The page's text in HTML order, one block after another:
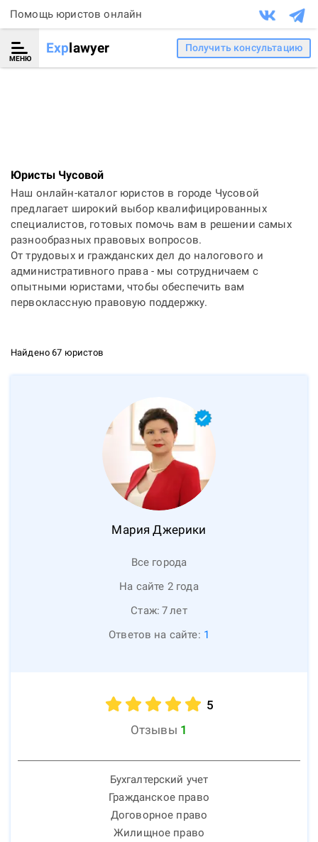
Помощь юристов онлайн
МЕНЮ
Explawyer Получить консультацию
Юристы Чусовой
Наш онлайн-каталог юристов в городе Чусовой
предлагает широкий выбор квалифицированных
специалистов, готовых помочь вам в решении самых
разнообразных правовых вопросов.
От трудовых и гражданских дел до налогового и
административного права - мы сотрудничаем с
опытными юристами, чтобы обеспечить вам
первоклассную правовую поддержку.
Найдено 67 юристов
Мария Джерики
Все города
На сайте 2 года
Стаж: 7лет
Ответов на сайте: 1
5
Отзывы 1
Бухгалтерский учет
Гражданское право
Договорное право
Жилищное право